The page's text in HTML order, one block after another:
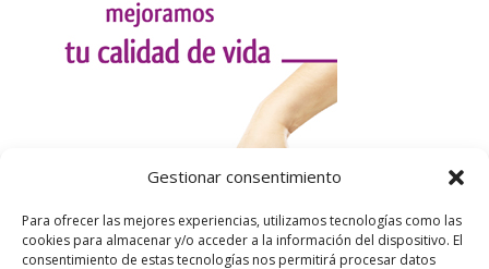
Gestionar consentimiento
Para ofrecer las mejores experiencias, utilizamos tecnologías como las
cookies para almacenar y/o acceder a la información del dispositivo. El
consentimiento de estas tecnologías nos permitirá procesar datos